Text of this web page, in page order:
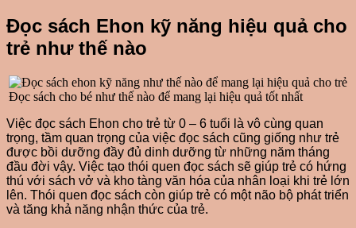
Đọc sách Ehon kỹ năng hiệu quả cho
trẻ như thế nào
Đọc sách cho bé như thế nào để mang lại hiệu quả tốt nhất
Việc đọc sách Ehon cho trẻ từ 0 – 6 tuổi là vô cùng quan
trọng, tầm quan trọng của việc đọc sách cũng giống như trẻ
được bồi dưỡng đầy đủ dinh dưỡng từ những năm tháng
đầu đời vậy. Việc tạo thói quen đọc sách sẽ giúp trẻ có hứng
thú với sách vở và kho tàng văn hóa của nhân loại khi trẻ lớn
lên. Thói quen đọc sách còn giúp trẻ có một não bộ phát triển
và tăng khả năng nhận thức của trẻ.